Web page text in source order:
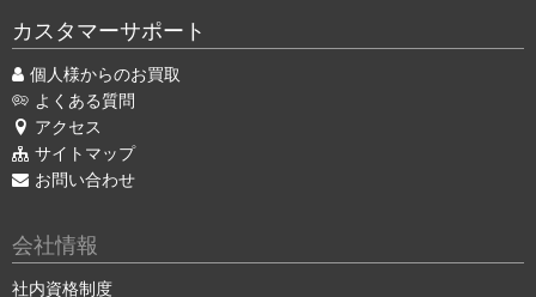
カスタマーサポート
個人様からのお買取
よくある質問
アクセス
サイトマップ
お問い合わせ
会社情報
社内資格制度